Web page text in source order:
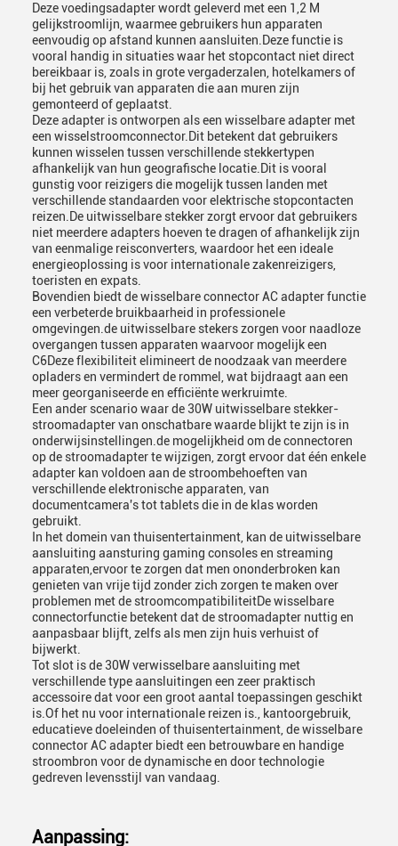
Deze voedingsadapter wordt geleverd met een 1,2 M
gelijkstroomlijn, waarmee gebruikers hun apparaten
eenvoudig op afstand kunnen aansluiten.Deze functie is
vooral handig in situaties waar het stopcontact niet direct
bereikbaar is, zoals in grote vergaderzalen, hotelkamers of
bij het gebruik van apparaten die aan muren zijn
gemonteerd of geplaatst.
Deze adapter is ontworpen als een wisselbare adapter met
een wisselstroomconnector.Dit betekent dat gebruikers
kunnen wisselen tussen verschillende stekkertypen
afhankelijk van hun geografische locatie.Dit is vooral
gunstig voor reizigers die mogelijk tussen landen met
verschillende standaarden voor elektrische stopcontacten
reizen.De uitwisselbare stekker zorgt ervoor dat gebruikers
niet meerdere adapters hoeven te dragen of afhankelijk zijn
van eenmalige reisconverters, waardoor het een ideale
energieoplossing is voor internationale zakenreizigers,
toeristen en expats.
Bovendien biedt de wisselbare connector AC adapter functie
een verbeterde bruikbaarheid in professionele
omgevingen.de uitwisselbare stekers zorgen voor naadloze
overgangen tussen apparaten waarvoor mogelijk een
C6Deze flexibiliteit elimineert de noodzaak van meerdere
opladers en vermindert de rommel, wat bijdraagt aan een
meer georganiseerde en efficiënte werkruimte.
Een ander scenario waar de 30W uitwisselbare stekker-
stroomadapter van onschatbare waarde blijkt te zijn is in
onderwijsinstellingen.de mogelijkheid om de connectoren
op de stroomadapter te wijzigen, zorgt ervoor dat één enkele
adapter kan voldoen aan de stroombehoeften van
verschillende elektronische apparaten, van
documentcamera's tot tablets die in de klas worden
gebruikt.
In het domein van thuisentertainment, kan de uitwisselbare
aansluiting aansturing gaming consoles en streaming
apparaten,ervoor te zorgen dat men ononderbroken kan
genieten van vrije tijd zonder zich zorgen te maken over
problemen met de stroomcompatibiliteitDe wisselbare
connectorfunctie betekent dat de stroomadapter nuttig en
aanpasbaar blijft, zelfs als men zijn huis verhuist of
bijwerkt.
Tot slot is de 30W verwisselbare aansluiting met
verschillende type aansluitingen een zeer praktisch
accessoire dat voor een groot aantal toepassingen geschikt
is.Of het nu voor internationale reizen is., kantoorgebruik,
educatieve doeleinden of thuisentertainment, de wisselbare
connector AC adapter biedt een betrouwbare en handige
stroombron voor de dynamische en door technologie
gedreven levensstijl van vandaag.
Aanpassing: